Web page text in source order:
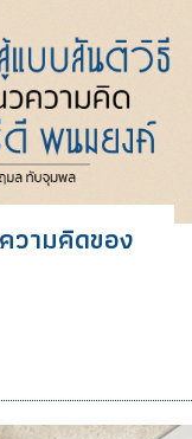
วามคิดของ